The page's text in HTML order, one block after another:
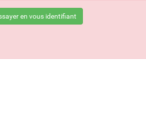
en vous identifiant